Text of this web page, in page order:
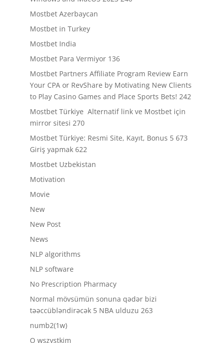
Mostbet Azerbaycan
Mostbet in Turkey
Mostbet India
Mostbet Para Vermiyor 136
Mostbet Partners Affiliate Program Review Earn
Your CPA or RevShare by Motivating New Clients
to Play Casino Games and Place Sports Bets! 242
Mostbet Türkiye ️ Alternatif link ve Mostbet için
mirror sitesi 270
Mostbet Türkiye: Resmi Site, Kayıt, Bonus 5 673
Giriş yapmak 622
Mostbet Uzbekistan
Motivation
Movie
New
New Post
News
NLP algorithms
NLP software
No Prescription Pharmacy
Normal mövsümün sonuna qədər bizi
təəccübləndirəcək 5 NBA ulduzu 263
numb2(1w)
O wszystkim